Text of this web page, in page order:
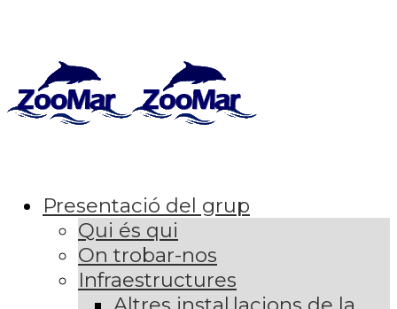
Presentació del grup
Qui és qui
On trobar-nos
Infraestructures